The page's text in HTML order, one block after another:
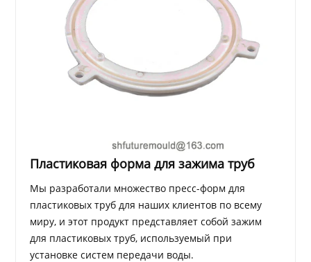
Пластиковая форма для зажима труб
Мы разработали множество пресс-форм для
пластиковых труб для наших клиентов по всему
миру, и этот продукт представляет собой зажим
для пластиковых труб, используемый при
установке систем передачи воды.